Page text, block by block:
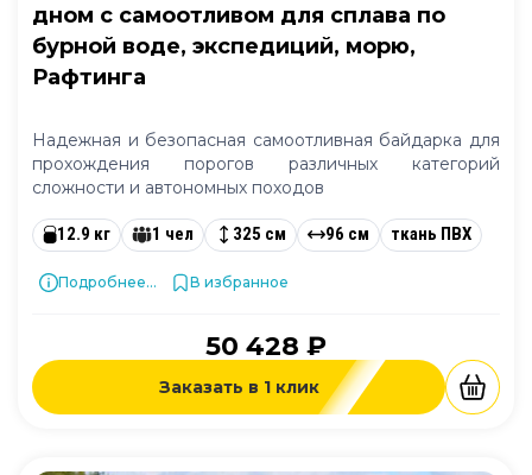
дном с самоотливом для сплава по
бурной воде, экспедиций, морю,
Рафтинга
Надежная и безопасная самоотливная байдарка для
прохождения порогов различных категорий
сложности и автономных походов
12.9 кг 1 чел 325 см 96 см ткань ПВХ
Подробнее... В избранное
50 428 ₽
Заказать в 1 клик